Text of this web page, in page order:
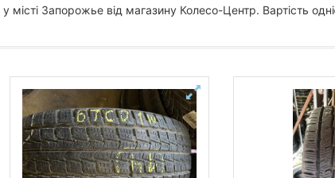
у місті Запорожье від магазину Колесо-Центр. Вартість